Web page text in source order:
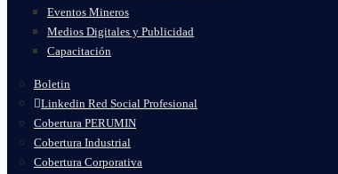
Eventos Mineros
Medios Digitales y Publicidad
Capacitación
Boletin
Linkedin Red Social Profesional
Cobertura PERUMIN
Cobertura Industrial
Cobertura Corporativa